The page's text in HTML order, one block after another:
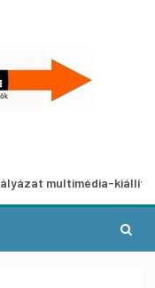
kiállításhoz